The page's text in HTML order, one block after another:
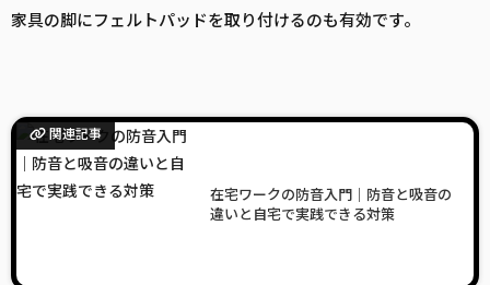
家具の脚にフェルトパッドを取り付けるのも有効です。
関連記事
在宅ワークの防音入門｜防音と吸音の
違いと自宅で実践できる対策